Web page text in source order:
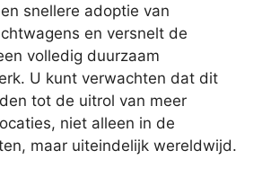
snellere adoptie van
en versnelt de
volledig duurzaam
U kunt verwachten dat dit
tot de uitrol van meer
niet alleen in de
maar uiteindelijk wereldwijd.